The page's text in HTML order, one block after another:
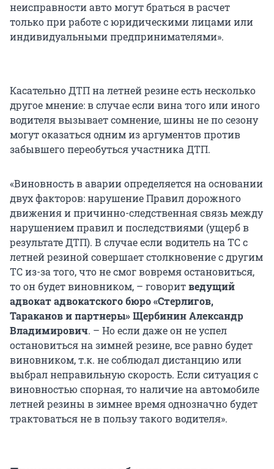
неисправности авто могут браться в расчет
только при работе с юридическими лицами или
индивидуальными предпринимателями».
Касательно ДТП на летней резине есть несколько
другое мнение: в случае если вина того или иного
водителя вызывает сомнение, шины не по сезону
могут оказаться одним из аргументов против
забывшего переобуться участника ДТП.
«Виновность в аварии определяется на основании
двух факторов: нарушение Правил дорожного
движения и причинно-следственная связь между
нарушением правил и последствиями (ущерб в
результате ДТП). В случае если водитель на ТС с
летней резиной совершает столкновение с другим
ТС из-за того, что не смог вовремя остановиться,
то он будет виновником, – говоритведущий
адвокат адвокатского бюро «Стерлигов,
Тараканов и партнеры» Щербинин Александр
Владимирович. – Но если даже он не успел
остановиться на зимней резине, все равно будет
виновником, т.к. не соблюдал дистанцию или
выбрал неправильную скорость. Если ситуация с
виновностью спорная, то наличие на автомобиле
летней резины в зимнее время однозначно будет
трактоваться не в пользу такого водителя».